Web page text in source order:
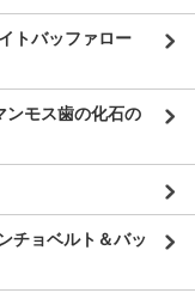
トバッファロー
モス歯の化石の
チョベルト＆バッ